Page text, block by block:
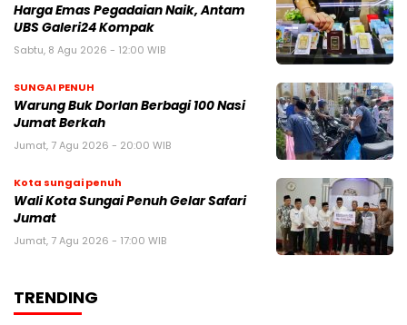
Harga Emas Pegadaian Naik, Antam
UBS Galeri24 Kompak
Sabtu, 8 Agu 2026 - 12:00 WIB
SUNGAI PENUH
Warung Buk Dorlan Berbagi 100 Nasi
Jumat Berkah
Jumat, 7 Agu 2026 - 20:00 WIB
Kota sungai penuh
Wali Kota Sungai Penuh Gelar Safari
Jumat
Jumat, 7 Agu 2026 - 17:00 WIB
TRENDING